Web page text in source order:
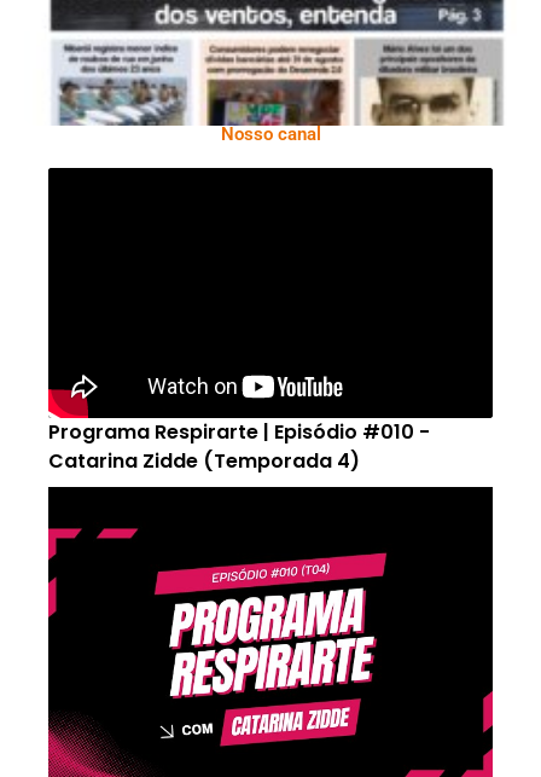
Nosso canal
Programa Respirarte | Episódio #010 -
Catarina Zidde (Temporada 4)